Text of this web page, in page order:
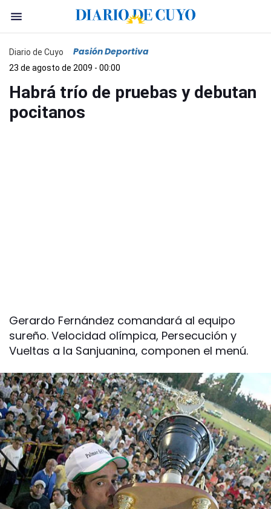
Diario de Cuyo Pasión Deportiva
23 de agosto de 2009 - 00:00
Habrá trío de pruebas y debutan
pocitanos
Gerardo Fernández comandará al equipo
sureño. Velocidad olímpica, Persecución y
Vueltas a la Sanjuanina, componen el menú.